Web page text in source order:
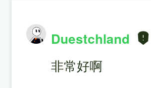
Duestchland
非常好啊